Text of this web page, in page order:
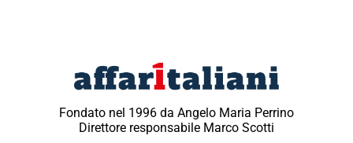
Fondato nel 1996 da Angelo Maria Perrino
Direttore responsabile Marco Scotti